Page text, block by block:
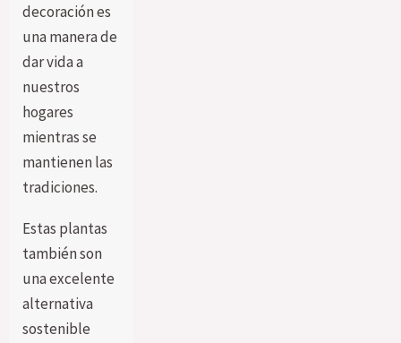
decoración es
una manera de
dar vida a
nuestros
hogares
mientras se
mantienen las
tradiciones.
Estas plantas
también son
una excelente
alternativa
sostenible